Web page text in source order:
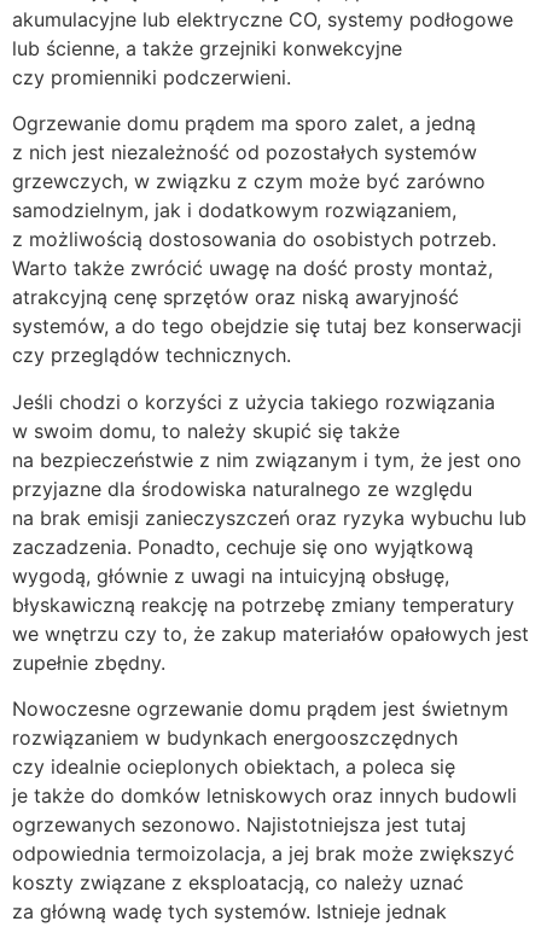
akumulacyjne lub elektryczne CO, systemy podłogowe
lub ścienne, a także grzejniki konwekcyjne
czy promienniki podczerwieni.
Ogrzewanie domu prądem ma sporo zalet, a jedną
z nich jest niezależność od pozostałych systemów
grzewczych, w związku z czym może być zarówno
samodzielnym, jak i dodatkowym rozwiązaniem,
z możliwością dostosowania do osobistych potrzeb.
Warto także zwrócić uwagę na dość prosty montaż,
atrakcyjną cenę sprzętów oraz niską awaryjność
systemów, a do tego obejdzie się tutaj bez konserwacji
czy przeglądów technicznych.
Jeśli chodzi o korzyści z użycia takiego rozwiązania
w swoim domu, to należy skupić się także
na bezpieczeństwie z nim związanym i tym, że jest ono
przyjazne dla środowiska naturalnego ze względu
na brak emisji zanieczyszczeń oraz ryzyka wybuchu lub
zaczadzenia. Ponadto, cechuje się ono wyjątkową
wygodą, głównie z uwagi na intuicyjną obsługę,
błyskawiczną reakcję na potrzebę zmiany temperatury
we wnętrzu czy to, że zakup materiałów opałowych jest
zupełnie zbędny.
Nowoczesne ogrzewanie domu prądem jest świetnym
rozwiązaniem w budynkach energooszczędnych
czy idealnie ocieplonych obiektach, a poleca się
je także do domków letniskowych oraz innych budowli
ogrzewanych sezonowo. Najistotniejsza jest tutaj
odpowiednia termoizolacja, a jej brak może zwiększyć
koszty związane z eksploatacją, co należy uznać
za główną wadę tych systemów. Istnieje jednak